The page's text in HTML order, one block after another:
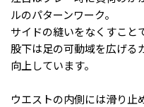
ルのパターンワーク。
サイドの縫いをなくすこと
股下は足の可動域を広げる
向上しています。
ウエストの内側には滑り止